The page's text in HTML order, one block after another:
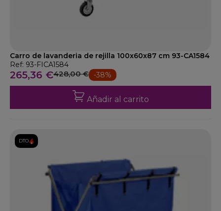
Carro de lavanderia de rejilla 100x60x87 cm 93-CA1584
Ref: 93-FICA1584
265,36 €428,00 € -38%
Añadir al carrito
DTO.